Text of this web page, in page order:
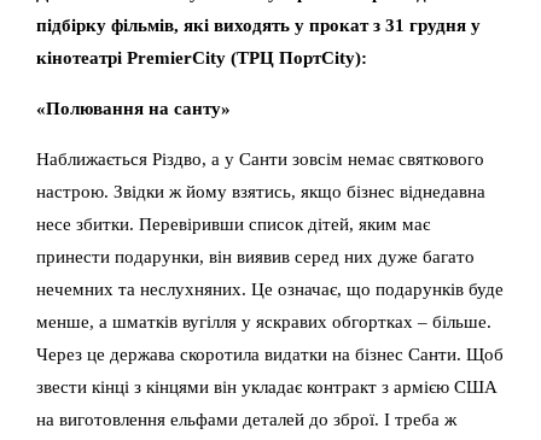
підбірку фільмів, які виходять у прокат з 31 грудня у
кінотеатрі PremierCity (ТРЦ ПортCity):
«Полювання на санту»
Наближається Різдво, а у Санти зовсім немає святкового
настрою. Звідки ж йому взятись, якщо бізнес віднедавна
несе збитки. Перевіривши список дітей, яким має
принести подарунки, він виявив серед них дуже багато
нечемних та неслухняних. Це означає, що подарунків буде
менше, а шматків вугілля у яскравих обгортках – більше.
Через це держава скоротила видатки на бізнес Санти. Щоб
звести кінці з кінцями він укладає контракт з армією США
на виготовлення ельфами деталей до зброї. І треба ж